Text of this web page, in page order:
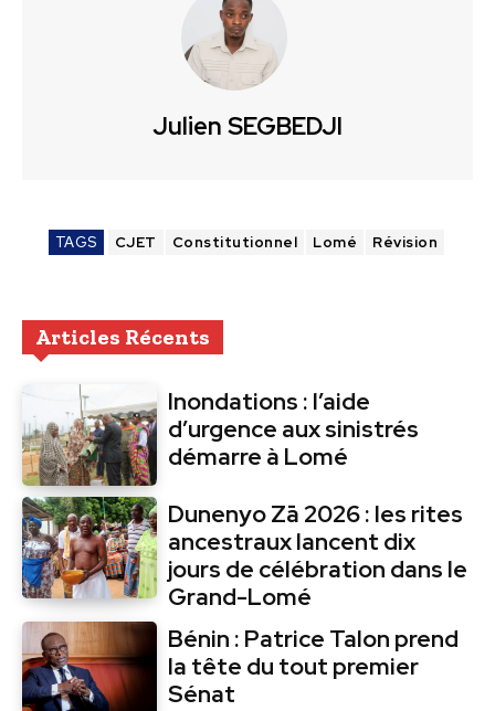
Julien SEGBEDJI
TAGS CJET Constitutionnel Lomé Révision
Articles Récents
Inondations : l’aide
d’urgence aux sinistrés
démarre à Lomé
Dunenyo Zā 2026 : les rites
ancestraux lancent dix
jours de célébration dans le
Grand-Lomé
Bénin : Patrice Talon prend
la tête du tout premier
Sénat